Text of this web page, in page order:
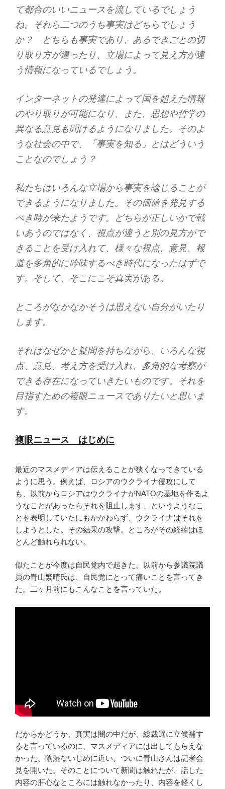
て都合のいいニュースを流しているでしょう
ね。それら二つのうち事実はどちらでしょう
か？ どちらも事実であり、あるできごとの切
り取り方が違ったり、立場によって見え方が違
う情報になっているでしょう。
インターネットの発達によって国を超えた情報
のやり取りが可能になり、また、思想や哲学の
異なる意見も聞けるようになりました。そのよ
うな社会の中で、「事実を知る」とはどういう
ことなのでしょう？
私たちはいろんな立場から事実を論じることが
できるようになりました。その価値を発見する
べき時が来たようです。どちらが正しいかで戦
いあうのではなく、視点が違うと別の見方がで
きることを受け入れて、様々な視点、意見、報
道を多角的に吟味するべき時代になったはずで
す。そして、そこにこそ真実がある。
ところがなかなかそうは思えない自分がいたり
します。
それはなぜかと疑問を持ちながら、いろんな視
点、意見、考え方を受け入れ、多角的な考察が
できる存在になっていきたいものです。それを
目指すための複眼ニュースでありたいと思いま
す。
複眼ニュース はじめに
最近のマスメディアは伝えることが狭くなってきている
ように思う。例えば、ロシアのウクライナ侵攻にして
も、以前からロシアはウクライナがNATOの基地を作るよ
うなことがあったらそれを阻止します、というようなこ
とを表明していたにもかかわらず、ウクライナはそれを
しようとした。その結果の攻撃。ところがその経緯はほ
とんど触れられない。
似たことが今度は自民党内で起きた。以前から参議院議
員の青山繁晴氏は、自民党にとって痛いことを言ってき
た。二ヶ月前にもこんなことを言っていた。
だからかどうか、真実は闇の中だが、総裁選に立候補す
ると言っているのに、マスメディアには出してもらえな
かった。陰湿ないじめに近い。ついに青山さんは記者会
見を開いた。そのことについて新聞は触れたが、話した
内容の肝心なところには触れなかったり、内容を軽くし